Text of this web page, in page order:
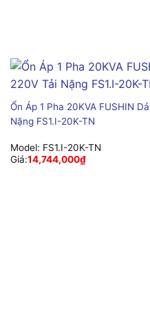
Ổn Áp 1 Pha 20KVA FUSHIN
Nặng FS1.I-20K-TN
Model: FS1.I-20K-TN
Giá:14,744,000₫